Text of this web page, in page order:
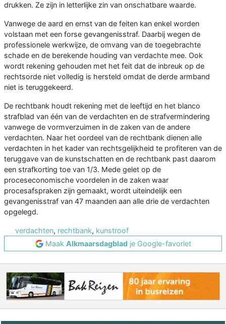
drukken. Ze zijn in letterlijke zin van onschatbare waarde.
Vanwege de aard en ernst van de feiten kan enkel worden
volstaan met een forse gevangenisstraf. Daarbij wegen de
professionele werkwijze, de omvang van de toegebrachte
schade en de berekende houding van verdachte mee. Ook
wordt rekening gehouden met het feit dat de inbreuk op de
rechtsorde niet volledig is hersteld omdat de derde armband
niet is teruggekeerd.
De rechtbank houdt rekening met de leeftijd en het blanco
strafblad van één van de verdachten en de strafvermindering
vanwege de vormverzuimen in de zaken van de andere
verdachten. Naar het oordeel van de rechtbank dienen alle
verdachten in het kader van rechtsgelijkheid te profiteren van de
teruggave van de kunstschatten en de rechtbank past daarom
een strafkorting toe van 1/3. Mede gelet op de
proceseconomische voordelen in de zaken waar
procesafspraken zijn gemaakt, wordt uiteindelijk een
gevangenisstraf van 47 maanden aan alle drie de verdachten
opgelegd.
verdachten, rechtbank, kunstroof
Maak Alkmaarsdagbladje Google-favoriet